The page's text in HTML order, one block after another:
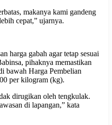
makanya kami gandeng
cepat,” ujarnya.
harga gabah agar tetap sesuai
pihaknya memastikan
bawah Harga Pembelian
per kilogram (kg).
dirugikan oleh tengkulak.
di lapangan,” kata